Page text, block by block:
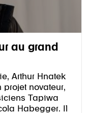
au grand
Arthur Hnatek
projet novateur,
Tapiwa
Habegger. Il